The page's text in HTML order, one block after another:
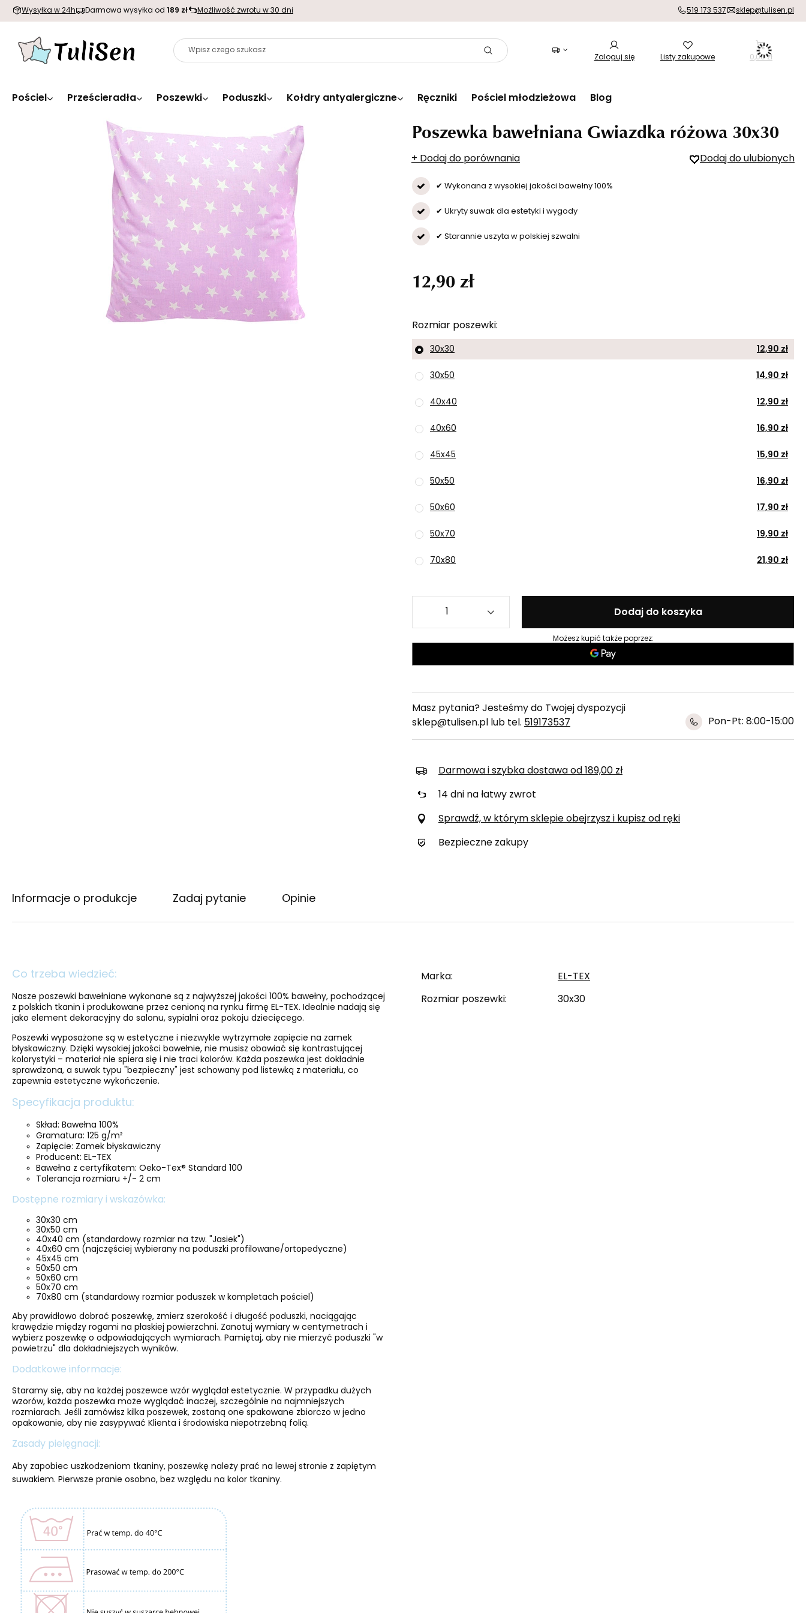
Wysyłka w 24h Darmowa wysyłka od 189 zł Możliwość zwrotu w 30 dni 519 173 537 sklep@tulisen.pl
Zaloguj się Listy zakupowe 0,00 zł
Pościel Prześcieradła Poszewki Poduszki Kołdry antyalergiczne Ręczniki Pościel młodzieżowa Blog
Poszewka bawełniana Gwiazdka różowa 30x30
+ Dodaj do porównania Dodaj do ulubionych
✔ Wykonana z wysokiej jakości bawełny 100%
✔ Ukryty suwak dla estetyki i wygody
✔ Starannie uszyta w polskiej szwalni
Rozmiar poszewki
30x30 12,90 zł
30x50 14,90 zł
40x40 12,90 zł
40x60 16,90 zł
45x45 15,90 zł
50x50 16,90 zł
50x60 17,90 zł
50x70 19,90 zł
70x80 21,90 zł
12,90 zł
Dodaj do koszyka
Możesz kupić także poprzez:
Masz pytania? Jesteśmy do Twojej dyspozycji
sklep@tulisen.pl lub tel. 519173537 Pon-Pt: 8:00-15:00
Darmowa i szybka dostawa od 189,00 zł
14 dni na łatwy zwrot
Sprawdź, w którym sklepie obejrzysz i kupisz od ręki
Bezpieczne zakupy
Informacje o produkcje Zadaj pytanie Opinie
Co trzeba wiedzieć:
Nasze poszewki bawełniane wykonane są z najwyższej jakości 100% bawełny, pochodzącej
z polskich tkanin i produkowane przez cenioną na rynku firmę EL-TEX. Idealnie nadają się
jako element dekoracyjny do salonu, sypialni oraz pokoju dziecięcego.
Poszewki wyposażone są w estetyczne i niezwykle wytrzymałe zapięcie na zamek
błyskawiczny. Dzięki wysokiej jakości bawełnie, nie musisz obawiać się kontrastującej
kolorystyki – materiał nie spiera się i nie traci kolorów. Każda poszewka jest dokładnie
sprawdzona, a suwak typu "bezpieczny" jest schowany pod listewką z materiału, co
zapewnia estetyczne wykończenie.
Specyfikacja produktu:
Skład: Bawełna 100%
Gramatura: 125 g/m²
Zapięcie: Zamek błyskawiczny
Producent: EL-TEX
Bawełna z certyfikatem: Oeko-Tex® Standard 100
Tolerancja rozmiaru +/- 2 cm
Dostępne rozmiary i wskazówka:
30x30 cm
30x50 cm
40x40 cm (standardowy rozmiar na tzw. "Jasiek")
40x60 cm (najczęściej wybierany na poduszki profilowane/ortopedyczne)
45x45 cm
50x50 cm
50x60 cm
50x70 cm
70x80 cm (standardowy rozmiar poduszek w kompletach pościel)
Aby prawidłowo dobrać poszewkę, zmierz szerokość i długość poduszki, naciągając
krawędzie między rogami na płaskiej powierzchni. Zanotuj wymiary w centymetrach i
wybierz poszewkę o odpowiadających wymiarach. Pamiętaj, aby nie mierzyć poduszki "w
powietrzu" dla dokładniejszych wyników.
Dodatkowe informacje:
Staramy się, aby na każdej poszewce wzór wyglądał estetycznie. W przypadku dużych
wzorów, każda poszewka może wyglądać inaczej, szczególnie na najmniejszych
rozmiarach. Jeśli zamówisz kilka poszewek, zostaną one spakowane zbiorczo w jedno
opakowanie, aby nie zasypywać Klienta i środowiska niepotrzebną folią.
Zasady pielęgnacji:
Aby zapobiec uszkodzeniom tkaniny, poszewkę należy prać na lewej stronie z zapiętym
suwakiem. Pierwsze pranie osobno, bez względu na kolor tkaniny.
Marka EL-TEX
Rozmiar poszewki 30x30